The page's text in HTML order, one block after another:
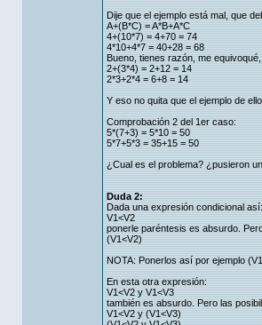
Dije que el ejemplo está mal, que
A+(B*C) = A*B+A*C
4+(10*7) = 4+70 = 74
4*10+4*7 = 40+28 = 68
Bueno, tienes razón, me
2+(3*4) = 2+12 = 14
2*3+2*4 = 6+8 = 14
Y eso no quita que el ejemplo de
Comprobación 2 del 1er caso:
5*(7+3) = 5*10 = 50
5*7+5*3 = 35+15 = 50
¿Cual es el problema? ¿pusieron
Duda 2:
Dada una expresión condicional así:
V1<V2
ponerle paréntesis es absurdo.
(V1<V2)
NOTA: Ponerlos así por ejemplo
En esta otra expresión:
V1<V2 y V1<V3
también es absurdo. Pero las
V1<V2 y (V1<V3)